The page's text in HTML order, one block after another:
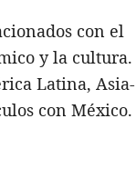
con el
y la cultura.
Latina, Asia-
con México.